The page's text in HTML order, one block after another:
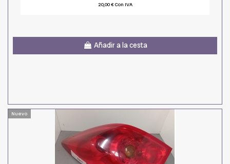
20,00 € Con IVA
Añadir a la cesta
Nuevo